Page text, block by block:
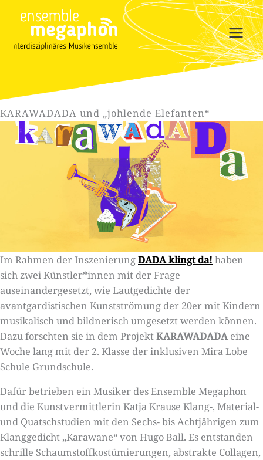
Inhalt
springen
KARAWADADA und „johlende Elefanten“
Im Rahmen der InszenierungDADA klingt da! haben
sich zwei Künstler*innen mit der Frage
auseinandergesetzt, wie Lautgedichte der
avantgardistischen Kunstströmung der 20er mit Kindern
musikalisch und bildnerisch umgesetzt werden können.
Dazu forschten sie in dem ProjektKARAWADADAeine
Woche lang mit der 2. Klasse der inklusiven Mira Lobe
Schule Grundschule.
Dafür betrieben ein Musiker des Ensemble Megaphon
und die Kunstvermittlerin Katja Krause Klang-, Material-
und Quatschstudien mit den Sechs- bis Achtjährigen zum
Klanggedicht „Karawane“ von Hugo Ball. Es entstanden
schrille Schaumstoffkostümierungen, abstrakte Collagen,